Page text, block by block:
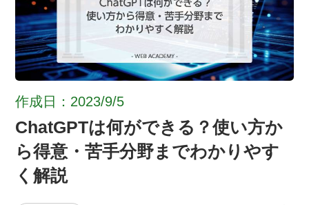
作成日：2023/9/5
ChatGPTは何ができる？使い方か
ら得意・苦手分野までわかりやす
く解説